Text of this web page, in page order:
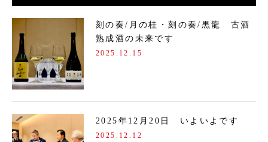
刻の奏/月の桂・刻の奏/黒龍 古酒
熟成酒の未来です
2025.12.15
2025年12月20日 いよいよです
2025.12.12